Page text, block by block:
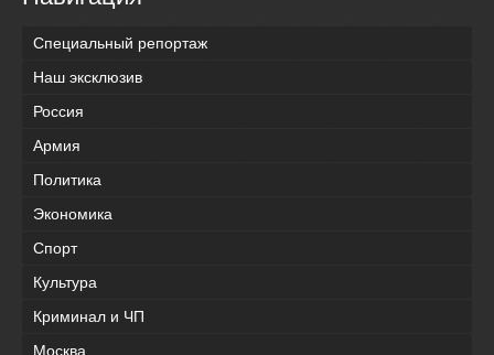
Специальный репортаж
Наш эксклюзив
Россия
Армия
Политика
Экономика
Спорт
Культура
Криминал и ЧП
Москва